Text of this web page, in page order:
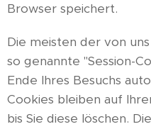
Browser speichert.
Die meisten der von
so genannte "Session-
Ende Ihres Besuchs
Cookies bleiben auf
bis Sie diese löschen.